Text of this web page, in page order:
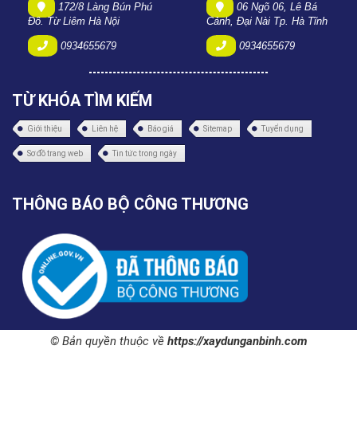
172/8 Làng Bún Phú
Đô. Từ Liêm Hà Nội
0934655679
06 Ngõ 06, Lê Bá
Cảnh, Đại Nài Tp. Hà Tĩnh
0934655679
TỪ KHÓA TÌM KIẾM
Giới thiệu Liên hệ Báo giá Sitemap Tuyển dụng
Sơ đồ trang web Tin tức trong ngày
THÔNG BÁO BỘ CÔNG THƯƠNG
© Bản quyền thuộc về https://xaydunganbinh.com